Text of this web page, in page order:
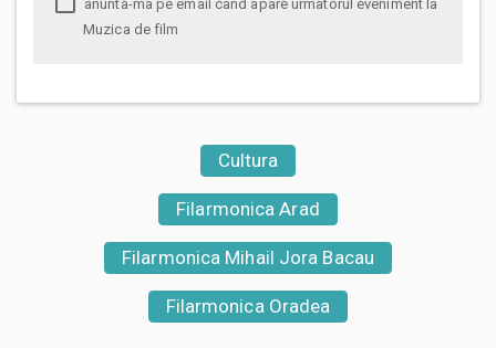
Muzica de film
Cultura
Filarmonica Arad
Filarmonica Mihail Jora Bacau
Filarmonica Oradea